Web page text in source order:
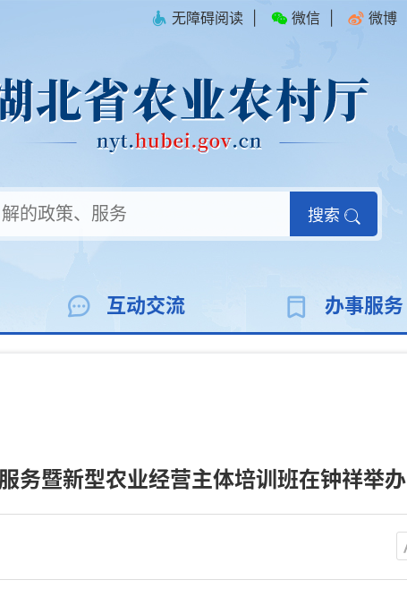
无障碍阅读 微信 微博
搜索
互动交流 办事服务
务暨新型农业经营主体培训班在钟祥举办